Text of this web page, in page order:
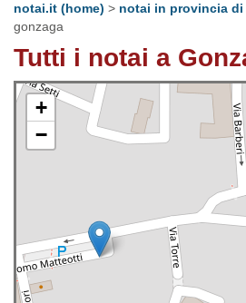
notai.it (home) > notai in provincia di
gonzaga
Tutti i notai a
+
−